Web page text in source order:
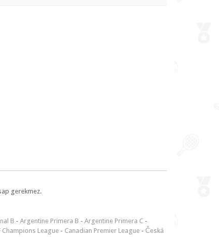
gerekmez.
B - Argentine Primera B - Argentine Primera C -
Champions League - Canadian Premier League - Česká